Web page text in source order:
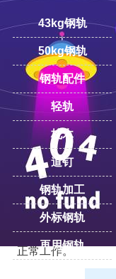
线:
您的位置：凯发旗舰厅-
随着距离2019年
小型煤矿钢厂都已
正常工作。
43kg钢轨
50kg钢轨
钢轨配件
轻轨
枕木
道钉
钢轨加工
外标钢轨
再用钢轨